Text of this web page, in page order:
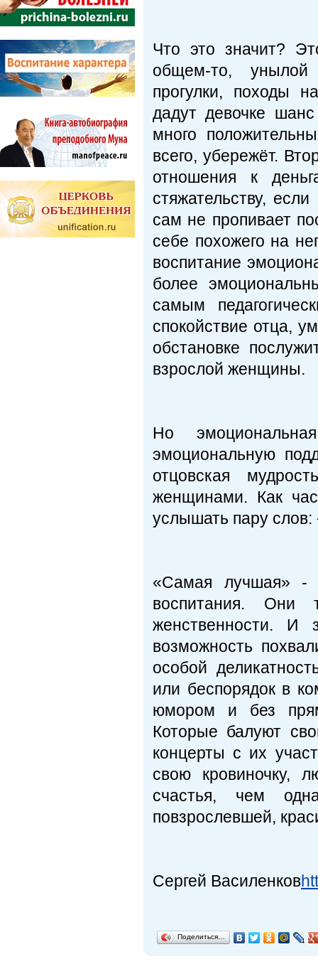
Что это значит?
общем-то,
прогулки, походы
дадут девочке
много
всего, убережёт.
отношения к
стяжательству,
сам не пропивает
себе похожего на
воспитание
более
самым
спокойствие отца,
обстановке
взрослой женщины.
Но
эмоциональную
отцовская
женщинами. Как
услышать пару
«Самая лучшая» -
воспитания.
женственности. И
возможность
особой
или беспорядок в
юмором и без
Которые балуют
концерты с их
свою кровиночку,
счастья, чем
повзрослевшей,
Сергей Василенков
Поделиться…